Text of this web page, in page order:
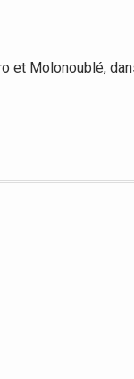
et Molonoublé,